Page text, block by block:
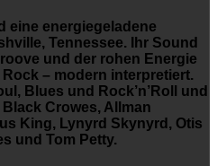
eine energiegeladene
Tennessee. Ihr Sound
und der rohen Energie
– modern interpretiert.
Blues und Rock’n’Roll und
Crowes, Allman
King, Lynyrd Skynyrd, Otis
und Tom Petty.